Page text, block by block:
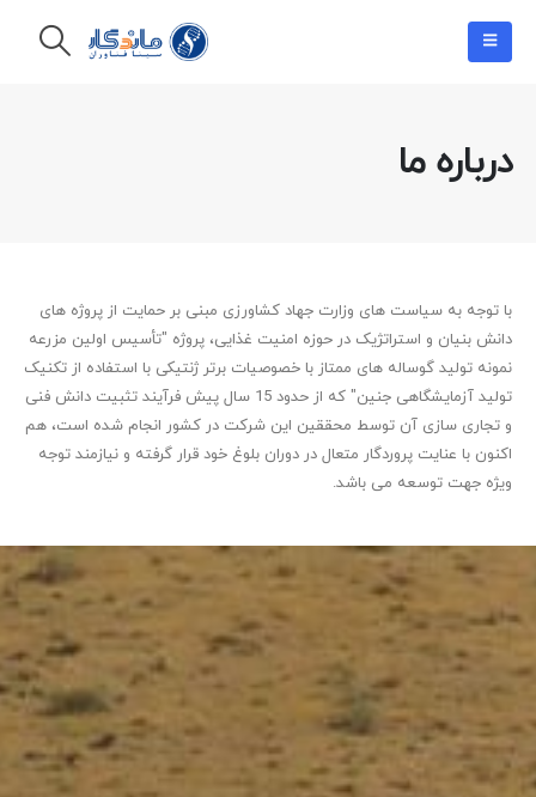
درباره ما
با توجه به سیاست های وزارت جهاد کشاورزی مبنی بر حمایت از پروژه های
دانش بنیان و استراتژیک در حوزه امنیت غذایی، پروژه "تأسیس اولین مزرعه
نمونه تولید گوساله های ممتاز با خصوصیات برتر ژنتیکی با استفاده از تکنیک
تولید آزمایشگاهی جنین" که از حدود 15 سال پیش فرآیند تثبیت دانش فنی
و تجاری سازی آن توسط محققین این شرکت در کشور انجام شده است، هم
اکنون با عنایت پروردگار متعال در دوران بلوغ خود قرار گرفته و نیازمند توجه
ویژه جهت توسعه می باشد.